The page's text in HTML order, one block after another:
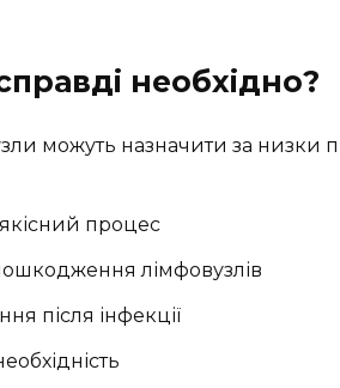
необхідно?
можуть назначити за низки
процес
лімфовузлів
після інфекції